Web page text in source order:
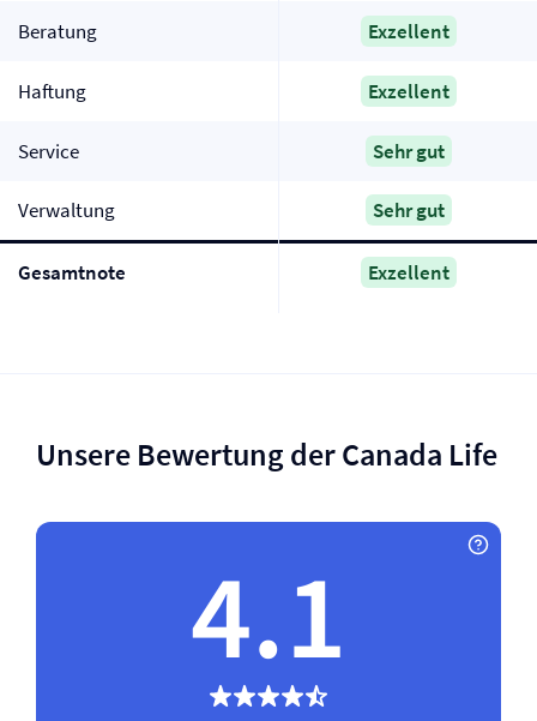
Beratung Exzellent
Haftung Exzellent
Service Sehr gut
Verwaltung Sehr gut
Gesamtnote Exzellent
Unsere Bewertung der Canada Life
4.1